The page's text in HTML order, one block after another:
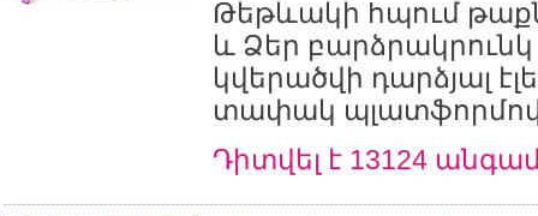
Թեթևակի հպում
և Ձեր բարձրակրունկ
կվերածվի դարձյալ
տափակ պլատֆորմով
Դիտվել է 13124